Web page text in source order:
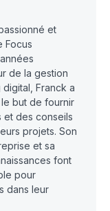
et
Focus
de la gestion
Franck a
but de fournir
et des conseils
projets. Son
et sa
font
pour
dans leur